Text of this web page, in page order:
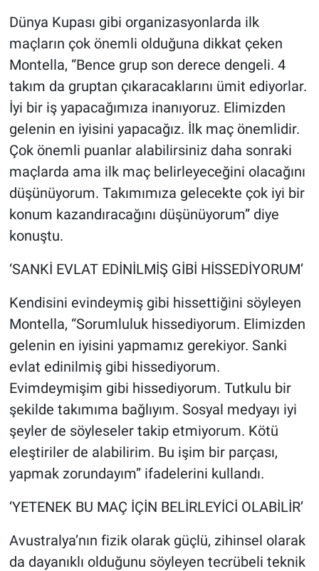
Dünya Kupası gibi organizasyonlarda ilk
maçların çok önemli olduğuna dikkat çeken
Montella, “Bence grup son derece dengeli. 4
takım da gruptan çıkaracaklarını ümit ediyorlar.
İyi bir iş yapacağımıza inanıyoruz. Elimizden
gelenin en iyisini yapacağız. İlk maç önemlidir.
Çok önemli puanlar alabilirsiniz daha sonraki
maçlarda ama ilk maç belirleyeceğini olacağını
düşünüyorum. Takımımıza gelecekte çok iyi bir
konum kazandıracağını düşünüyorum” diye
konuştu.
‘SANKİ EVLAT EDİNİLMİŞ GİBİ HİSSEDİYORUM’
Kendisini evindeymiş gibi hissettiğini söyleyen
Montella, “Sorumluluk hissediyorum. Elimizden
gelenin en iyisini yapmamız gerekiyor. Sanki
evlat edinilmiş gibi hissediyorum.
Evimdeymişim gibi hissediyorum. Tutkulu bir
şekilde takımıma bağlıyım. Sosyal medyayı iyi
şeyler de söyleseler takip etmiyorum. Kötü
eleştiriler de alabilirim. Bu işim bir parçası,
yapmak zorundayım” ifadelerini kullandı.
‘YETENEK BU MAÇ İÇİN BELİRLEYİCİ OLABİLİR’
Avustralya’nın fizik olarak güçlü, zihinsel olarak
da dayanıklı olduğunu söyleyen tecrübeli teknik